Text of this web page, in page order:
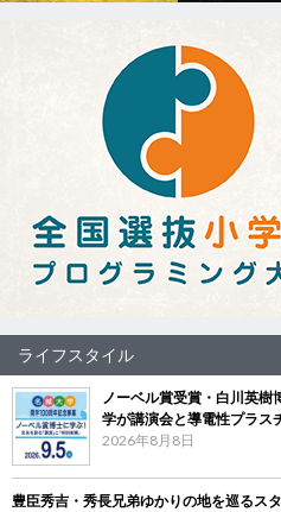
ライフスタイル
ノーベル賞受賞・白川英
学が講演会と導電性プラス
2026年8月8日
豊臣秀吉・秀長兄弟ゆかりの地を巡る